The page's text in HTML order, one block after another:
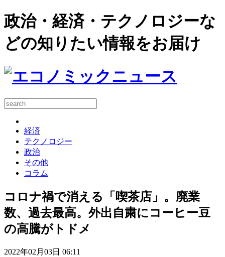
政治・経済・テクノロジーな
どの知りたい情報をお届け
経済
テクノロジー
政治
その他
コラム
コロナ禍で消える「喫茶店」。廃業
数、過去最高。外出自粛にコーヒー豆
の高騰がトドメ
2022年02月03日 06:11